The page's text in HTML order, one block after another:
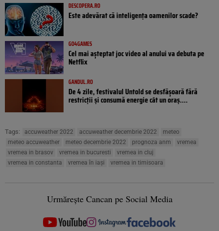
DESCOPERA.RO
Este adevărat că inteligența oamenilor scade?
GO4GAMES
Cel mai așteptat joc video al anului va debuta pe
Netflix
GANDUL.RO
De 4 zile, festivalul Untold se desfășoară fără
restricții și consumă energie cât un oraș....
Tags: accuweather 2022 accuweather decembrie 2022
meteo
meteo accuweather
meteo decembrie 2022 prognoza anm
vremea
vremea in brasov
vremea in bucuresti
vremea in cluj
vremea in constanta
vremea în iași vremea in timisoara
Urmărește Cancan pe Social Media